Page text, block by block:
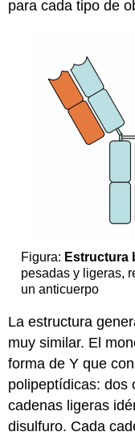
para cada tipo de
Figura: Estructura
pesadas y ligeras,
un anticuerpo
La estructura
muy similar. El
forma de Y que
polipeptídicas: dos
cadenas ligeras
disulfuro. Cada